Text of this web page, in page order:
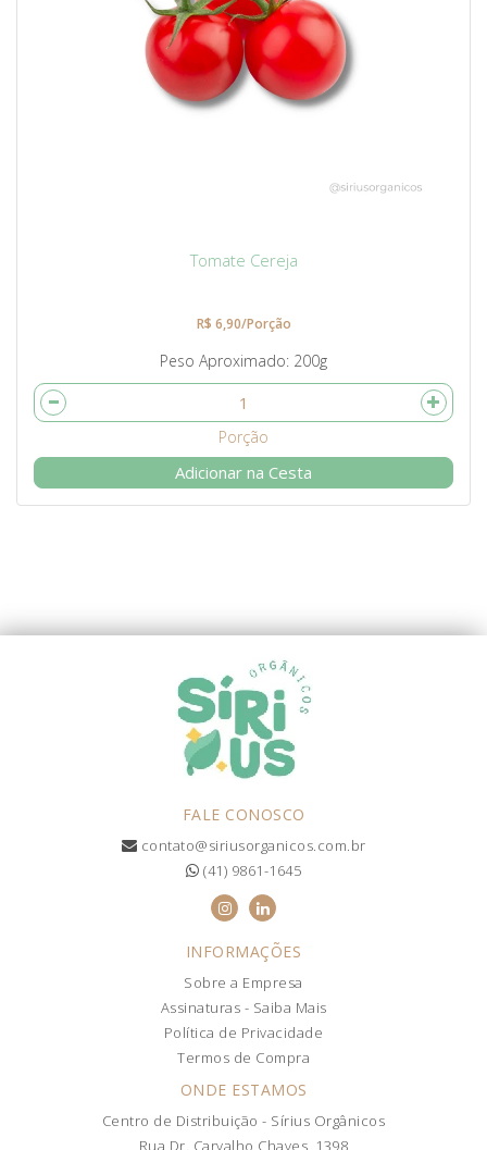
Tomate Cereja
Peso Aproximado 200g
R$ 6,90/Porção
Adicionar na Cesta
FALE CONOSCO
contato@siriusorganicos.com.br
(41) 9861-1645
INFORMAÇÕES
Sobre a Empresa
Assinaturas - Saiba Mais
Política de Privacidade
Termos de Compra
ONDE ESTAMOS
Centro de Distribuição - Sírius Orgânicos
Rua Dr. Carvalho Chaves, 1398